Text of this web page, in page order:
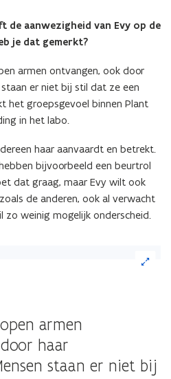
de aanwezigheid van Evy op de
je dat gemerkt?
armen ontvangen, ook door
er niet bij stil dat ze een
het groepsgevoel binnen Plant
in het labo.
haar aanvaardt en betrekt.
bijvoorbeeld een beurtrol
dat graag, maar Evy wilt ook
de anderen, ook al verwacht
zo weinig mogelijk onderscheid.
armen
haar
staan er niet bij